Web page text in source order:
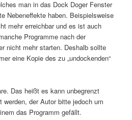
man in das Dock Doger Fenster
Nebeneffekte haben. Beispielsweise
mehr erreichbar und es ist auch
Programme nach der
nicht mehr starten. Deshalb sollte
eine Kopie des zu „undockenden“
Das heißt es kann unbegrenzt
werden, der Autor bitte jedoch um
das Programm gefällt.